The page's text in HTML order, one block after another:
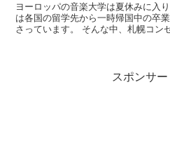
ヨーロッパの音楽大学は夏休みに入
は各国の留学先から一時帰国中の卒
さっています。 そんな中、札幌コン
スポンサー